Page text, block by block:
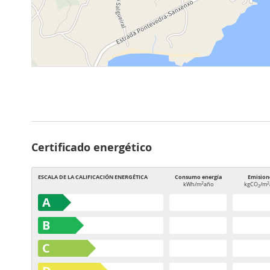
Certificado energético
ESCALA DE LA CALIFICACIÓN ENERGÉTICA Consumo energía
kWh/m2año kgCO2/m2
A
B
C